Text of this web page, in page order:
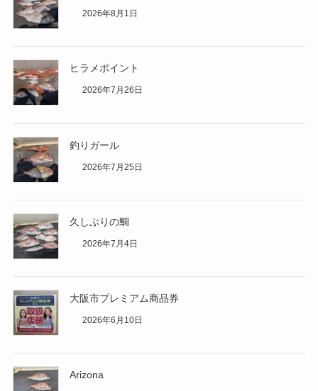
2026年8月1日
ヒラメポイント
2026年7月26日
釣りガール
2026年7月25日
久しぶりの鯛
2026年7月4日
大阪市プレミアム商品券
2026年6月10日
Arizona